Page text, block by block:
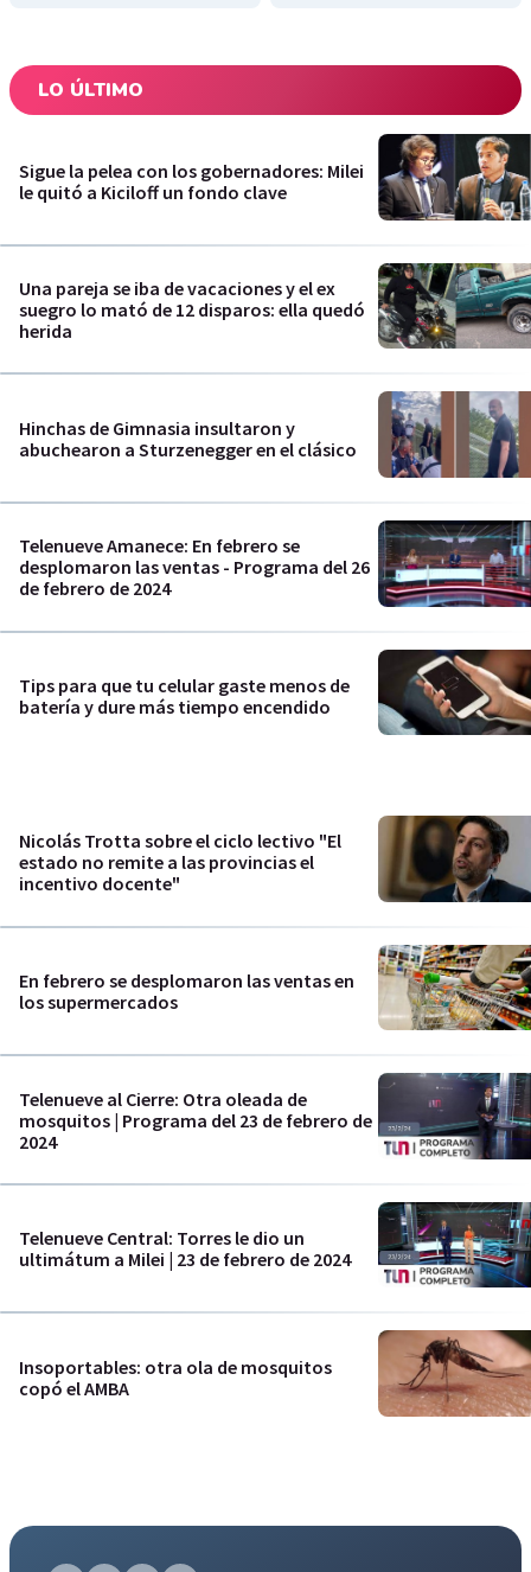
LO ÚLTIMO
Sigue la pelea con los gobernadores: Milei
le quitó a Kiciloff un fondo clave
Una pareja se iba de vacaciones y el ex
suegro lo mató de 12 disparos: ella quedó
herida
Hinchas de Gimnasia insultaron y
abuchearon a Sturzenegger en el clásico
Telenueve Amanece: En febrero se
desplomaron las ventas - Programa del 26
de febrero de 2024
Tips para que tu celular gaste menos de
batería y dure más tiempo encendido
Nicolás Trotta sobre el ciclo lectivo "El
estado no remite a las provincias el
incentivo docente"
En febrero se desplomaron las ventas en
los supermercados
Telenueve al Cierre: Otra oleada de
mosquitos | Programa del 23 de febrero de
2024
Telenueve Central: Torres le dio un
ultimátum a Milei | 23 de febrero de 2024
Insoportables: otra ola de mosquitos
copó el AMBA